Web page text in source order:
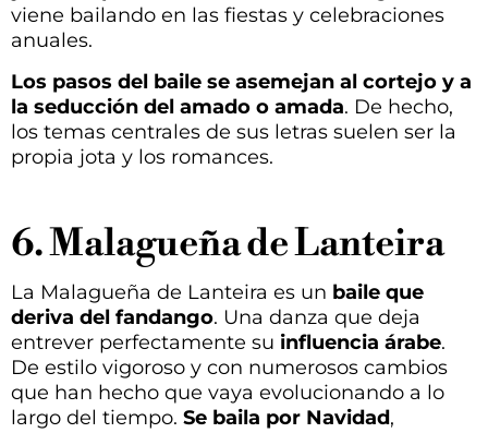
viene bailando en las fiestas y celebraciones
anuales.
Los pasos del baile se asemejan al cortejo y a
la seducción del amado o amada. De hecho,
los temas centrales de sus letras suelen ser la
propia jota y los romances.
6. Malagueña de Lanteira
La Malagueña de Lanteira es un baile que
deriva del fandango. Una danza que deja
entrever perfectamente su influencia árabe.
De estilo vigoroso y con numerosos cambios
que han hecho que vaya evolucionando a lo
largo del tiempo. Se baila por Navidad,